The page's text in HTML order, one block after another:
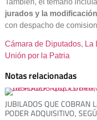
También, el temario
jurados y la
con despacho de
Cámara de Diputados, La
Unión por la Patria
Notas relacionadas
JUBILADOS QUE COBRAN
PODER ADQUISITIVO,